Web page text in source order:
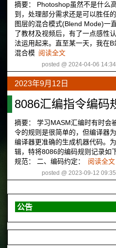
摘要： Photoshop虽然不是什么
到，处理部分需求还是可以胜任
图层的混合模式(Blend Mode)一
了教材及视频后，有了一点感性
法运用起来。直至某一天，我在
混合模 阅读全文
posted @ 2024-04-06
2023年9月12日
8086汇编指令编码
摘要： 学习MASM汇编时有时会
令的规则是很简单的，但编译器
编译器更准确的生成机器代码。
辑，特将8086的编码规则记录如
规范： 二、编码约定：
阅读全文
posted @ 2023-09-12
公告